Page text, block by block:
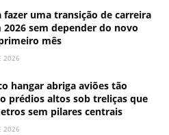
fazer uma transição de carreira
2026 sem depender do novo
mês
2026
hangar abriga aviões tão
prédios altos sob treliças que
sem pilares centrais
2026